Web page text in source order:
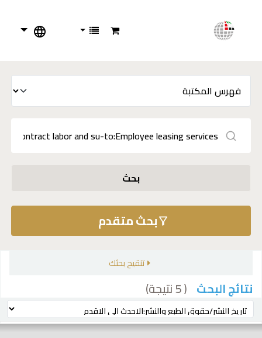
بحث
بحث متقدم
تنقيح بحثك
نتائج البحث ( 5 نتيجة)
ترتيب بواسطة: